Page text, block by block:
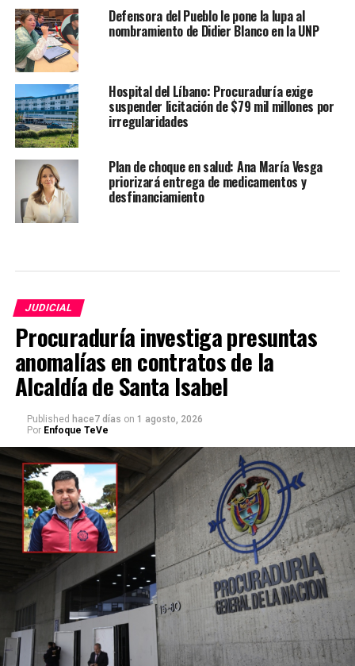
Defensora del Pueblo le pone la lupa al
nombramiento de Didier Blanco en la UNP
Hospital del Líbano: Procuraduría exige
suspender licitación de $79 mil millones por
irregularidades
Plan de choque en salud: Ana María Vesga
priorizará entrega de medicamentos y
desfinanciamiento
JUDICIAL
Procuraduría investiga presuntas
anomalías en contratos de la
Alcaldía de Santa Isabel
Published hace7 días on 1 agosto, 2026
Por Enfoque TeVe